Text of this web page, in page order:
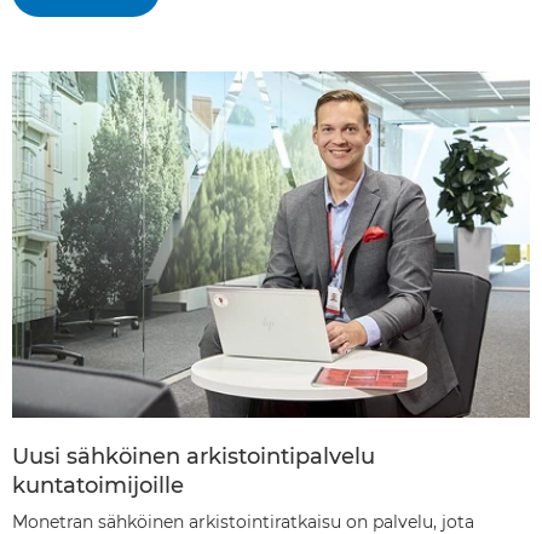
Uusi sähköinen arkistointipalvelu
kuntatoimijoille
Monetran sähköinen arkistointiratkaisu on palvelu, jota